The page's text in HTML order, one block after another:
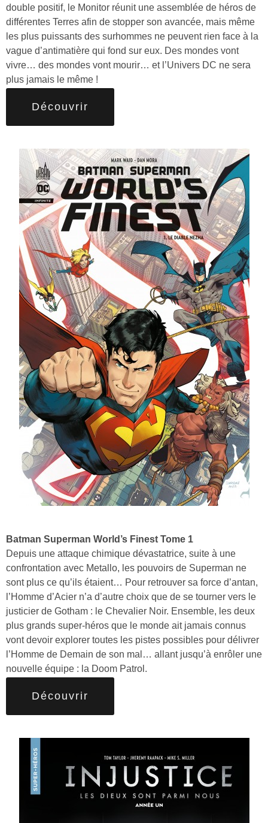
double positif, le Monitor réunit une assemblée de héros de
différentes Terres afin de stopper son avancée, mais même
les plus puissants des surhommes ne peuvent rien face à la
vague d’antimatière qui fond sur eux. Des mondes vont
vivre… des mondes vont mourir… et l’Univers DC ne sera
plus jamais le même !
Découvrir
Batman Superman World’s Finest Tome 1
Depuis une attaque chimique dévastatrice, suite à une
confrontation avec Metallo, les pouvoirs de Superman ne
sont plus ce qu’ils étaient… Pour retrouver sa force d’antan,
l’Homme d’Acier n’a d’autre choix que de se tourner vers le
justicier de Gotham : le Chevalier Noir. Ensemble, les deux
plus grands super-héros que le monde ait jamais connus
vont devoir explorer toutes les pistes possibles pour délivrer
l’Homme de Demain de son mal… allant jusqu’à enrôler une
nouvelle équipe : la Doom Patrol.
Découvrir